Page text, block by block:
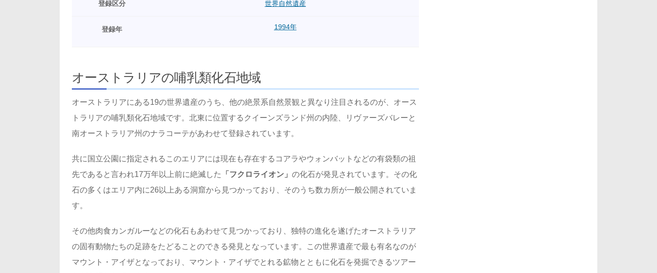
登録区分 世界自然遺産
登録年 1994年
オーストラリアの哺乳類化石地域
オーストラリアにある19の世界遺産のうち、他の絶景系自然景観と異なり注目されるのが、オース
トラリアの哺乳類化石地域です。北東に位置するクイーンズランド州の内陸、リヴァーズバレーと
南オーストラリア州のナラコーテがあわせて登録されています。
共に国立公園に指定されるこのエリアには現在も存在するコアラやウォンバットなどの有袋類の祖
先であると言われ17万年以上前に絶滅した
「フクロライオン」 の化石が発見されています。その化
石の多くはエリア内に26以上ある洞窟から見つかっており、そのうち数カ所が一般公開されていま
す。
その他肉食カンガルーなどの化石もあわせて見つかっており、独特の進化を遂げたオーストラリア
の固有動物たちの足跡をたどることのできる発見となっています。この世界遺産で最も有名なのが
マウント・アイザとなっており、マウント・アイザでとれる鉱物とともに化石を発掘できるツアー